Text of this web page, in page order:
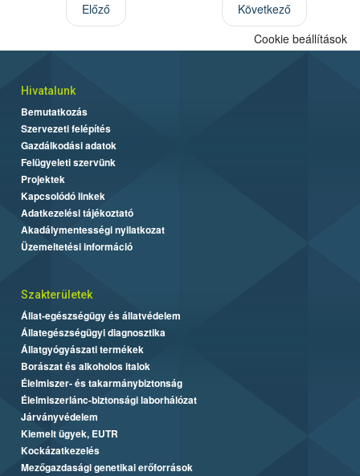
Előző
Következő
Cookie beállítások
Hivatalunk
Bemutatkozás
Szervezeti felépítés
Gazdálkodási adatok
Felügyeleti szervünk
Projektek
Kapcsolódó linkek
Adatkezelési tájékoztató
Akadálymentességi nyilatkozat
Üzemeltetési információ
Szakterületek
Állat-egészségügy és állatvédelem
Állategészségügyi diagnosztika
Állatgyógyászati termékek
Borászat és alkoholos italok
Élelmiszer- és takarmánybiztonság
Élelmiszerlánc-biztonsági laborhálózat
Járványvédelem
Kiemelt ügyek, EUTR
Kockázatkezelés
Mezőgazdasági genetikai erőforrások